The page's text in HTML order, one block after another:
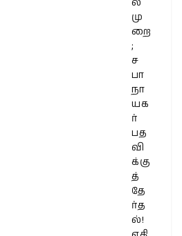
மு
றை
;
ச
பா
நா
யக
ர்
பத
வி
க்கு
த்
தே
ர்த
ல்!